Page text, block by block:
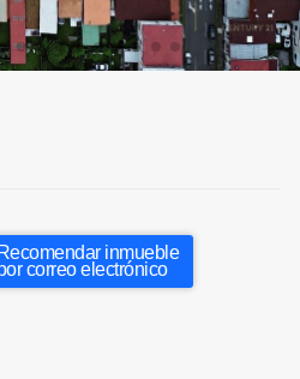
Recomendar inmueble
correo electrónico